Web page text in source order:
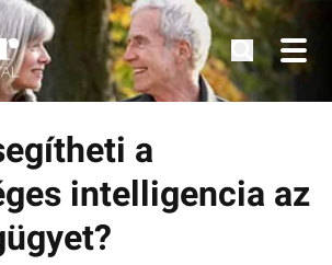
idősek számára.
a
intelligencia az